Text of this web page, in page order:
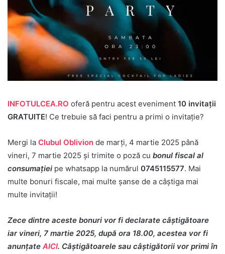
INFOTULCEA.RO oferă pentru acest eveniment 10 invitații
GRATUITE! Ce trebuie să faci pentru a primi o invitație?
Mergi la Clubul Oblivion de marți, 4 martie 2025 până
vineri, 7 martie 2025 și trimite o poză cu bonul fiscal al
consumației pe whatsapp la numărul 0745115577. Mai
multe bonuri fiscale, mai multe șanse de a câștiga mai
multe invitații!
Zece dintre aceste bonuri vor fi declarate câștigătoare
iar vineri, 7 martie 2025, după ora 18.00, acestea vor fi
anunțate AICI. Câștigătoarele sau câștigătorii vor primi în